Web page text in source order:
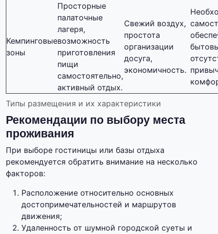
Типы размещения и их характеристики
Кемпинговые
зоны
Просторные
палаточные
лагеря,
возможность
приготовления
пищи
самостоятельно,
активный отдых.
Свежий воздух,
простота
организации
досуга,
экономичность.
Рекомендации по выбору места
проживания
При выборе гостиницы или базы отдыха
рекомендуется обратить внимание на несколько
факторов:
Расположение относительно основных
достопримечательностей и маршрутов
движения;
Удаленность от шумной городской суеты и